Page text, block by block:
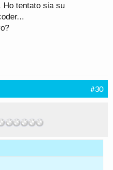
Ho tentato sia su
#30